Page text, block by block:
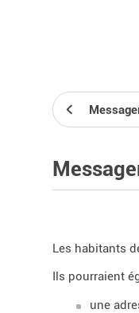
Les habitants
Ils pourraient
une